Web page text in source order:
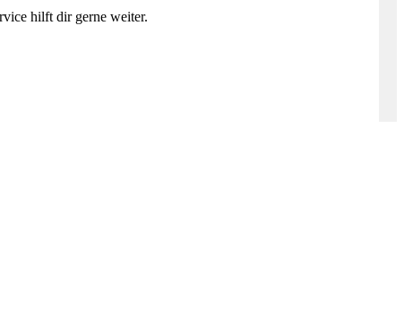
hilft dir gerne weiter.